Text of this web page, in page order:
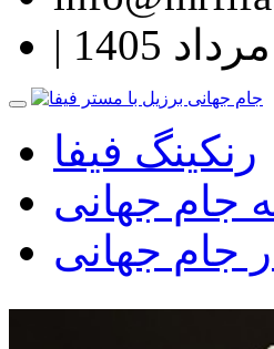
رنکینگ فیفا
جام جهانی
جام جهانی